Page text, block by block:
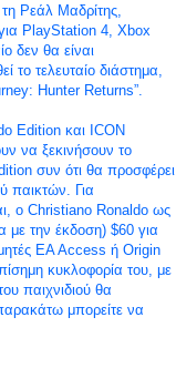
Ρεάλ Μαδρίτης,
PlayStation 4, Xbox
δεν θα είναι
το τελευταίο διάστημα,
Hunter Returns”.
Edition και ICON
να ξεκινήσουν το
συν ότι θα προσφέρει
παικτών. Για
ο Christiano Ronaldo ως
με την έκδοση) $60 για
EA Access ή Origin
κυκλοφορία του, με
παιχνιδιού θα
μπορείτε να